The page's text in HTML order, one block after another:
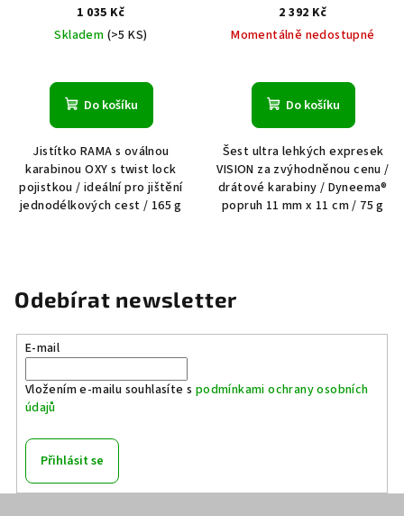
1 035 Kč
Skladem (>5 KS)
Do košíku
Jistítko RAMA s oválnou
karabinou OXY s twist lock
pojistkou / ideální pro jištění
jednodélkových cest / 165 g
2 392 Kč
Momentálně nedostupné
Do košíku
Šest ultra lehkých expresek
VISION za zvýhodněnou cenu /
drátové karabiny / Dyneema®
popruh 11 mm x 11 cm / 75 g
Odebírat newsletter
E-mail
Vložením e-mailu souhlasíte s podmínkami ochrany osobních
údajů
Přihlásit se